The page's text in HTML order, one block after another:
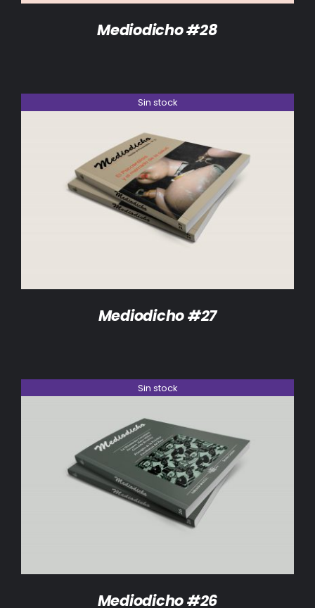
Mediodicho #28
Sin stock
DETALLES
Mediodicho #27
Sin stock
DETALLES
Mediodicho #26